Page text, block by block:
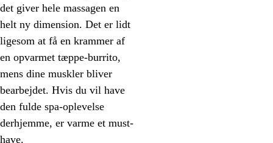
det giver hele massagen en
helt ny dimension. Det er lidt
ligesom at få en krammer af
en opvarmet tæppe-burrito,
mens dine muskler bliver
bearbejdet. Hvis du vil have
den fulde spa-oplevelse
derhjemme, er varme et must-
have.